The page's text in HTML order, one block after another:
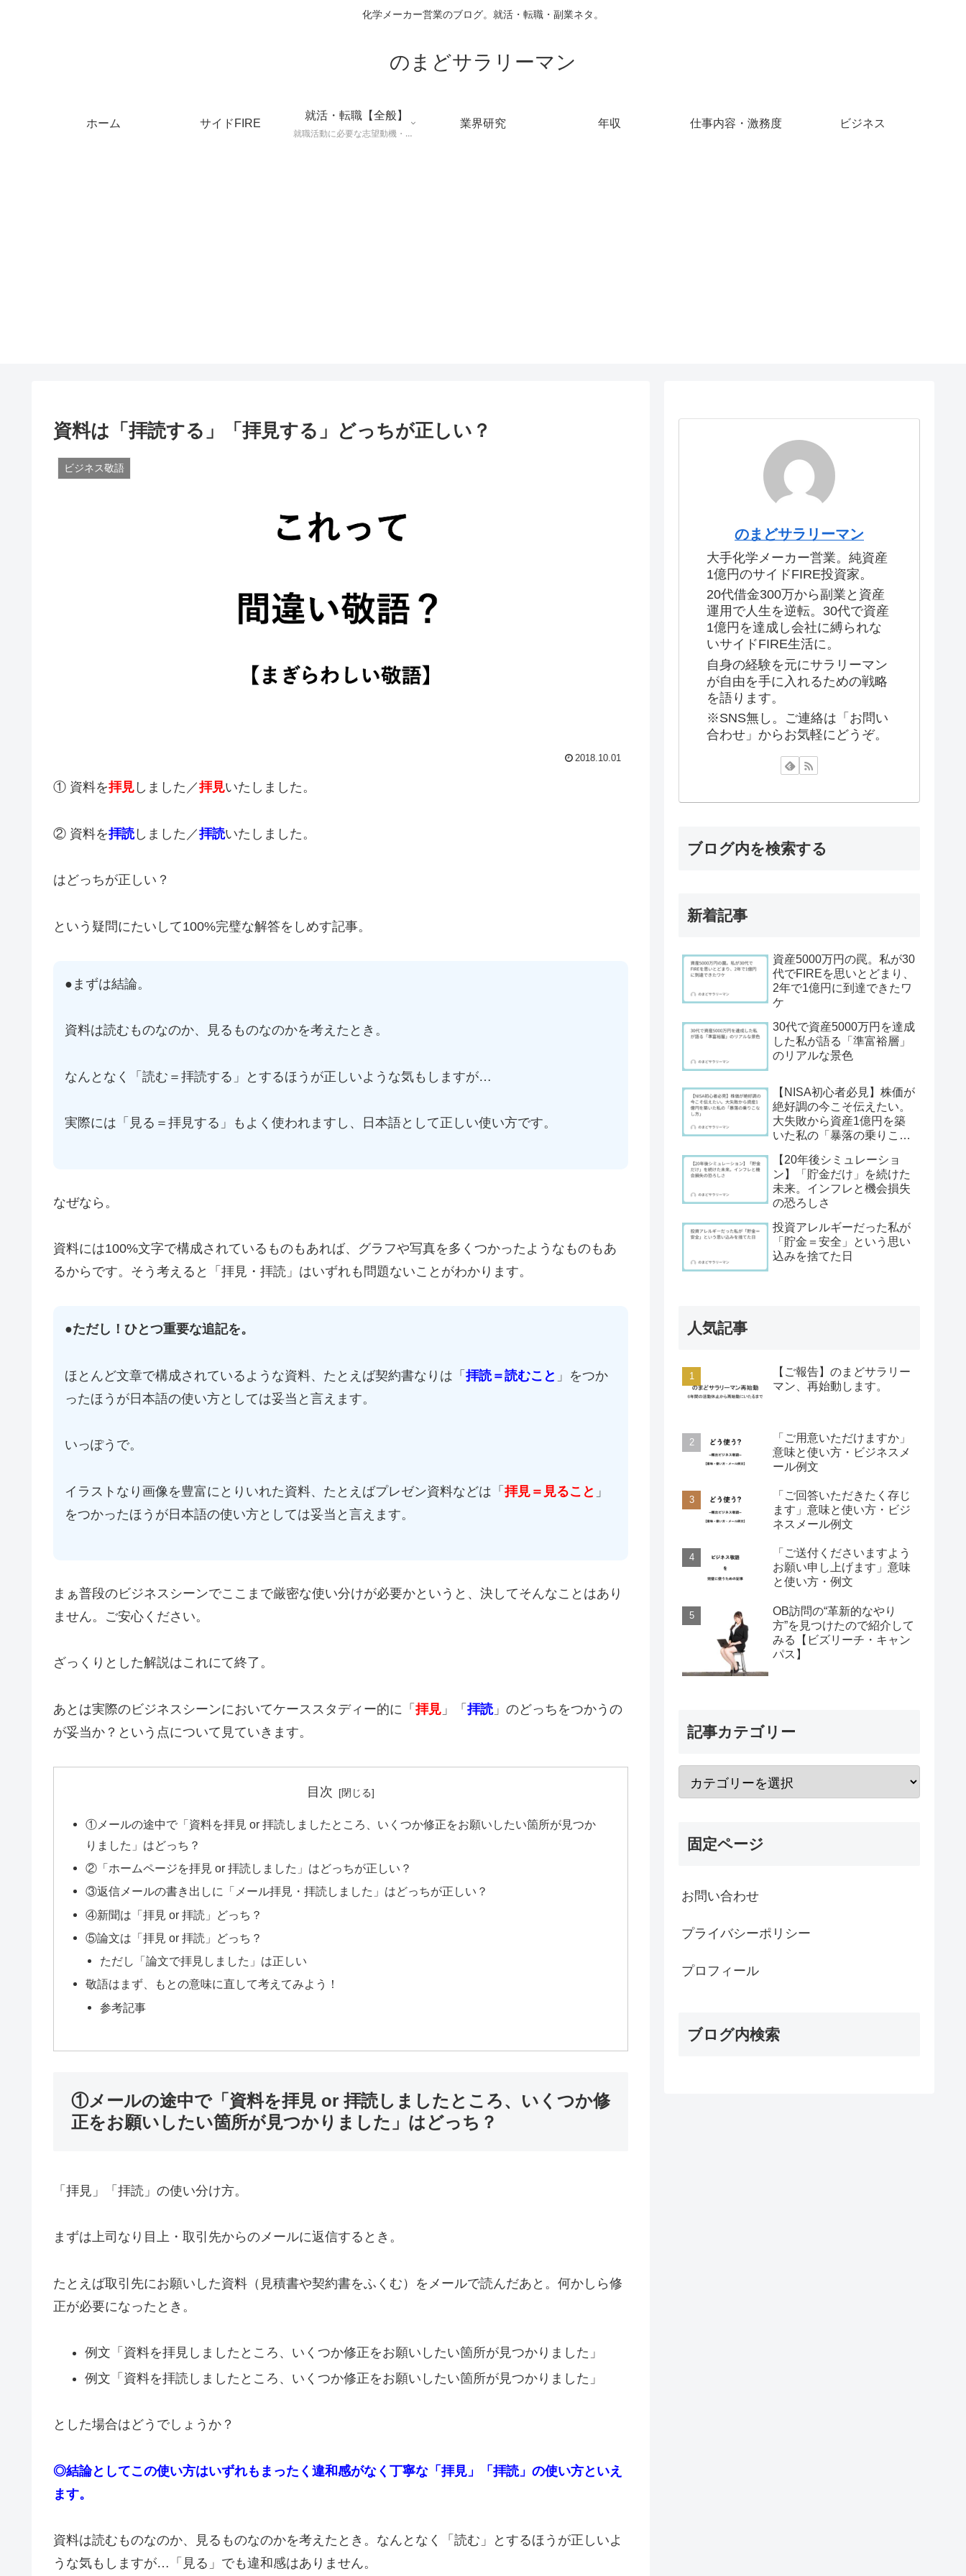
化学メーカー営業のブログ。就活・転職・副業ネタ。
のまどサラリーマン
ホーム サイドFIRE
就活・転職【全般】
就職活動に必要な志望動機・メールマナー・業界研究などに役立つ知識を公開するページ。
業界研究 年収 仕事内容・激務度 ビジネス
資料は「拝読する」「拝見する」どっちが正しい？
ビジネス敬語
2018.10.01
① 資料を拝見 しました／拝見いたしました。
② 資料を拝読しました／拝読いたしました。
はどっちが正しい？
という疑問にたいして100%完璧な解答をしめす記事。
●まずは結論。
資料は読むものなのか、見るものなのかを考えたとき。
なんとなく「読む＝拝読する」とするほうが正しいような気もしますが…
実際には「見る＝拝見する」もよく使われますし、日本語として正しい使い方です。
なぜなら。
資料には100%文字で構成されているものもあれば、グラフや写真を多くつかったようなものもあ
るからです。そう考えると「拝見・拝読」はいずれも問題ないことがわかります。
●ただし！ひとつ重要な追記を。
ほとんど文章で構成されているような資料、たとえば契約書なりは「 拝読＝読むこと 」をつか
ったほうが日本語の使い方としては妥当と言えます。
いっぽうで。
イラストなり画像を豊富にとりいれた資料、たとえばプレゼン資料などは「 拝見＝見ること 」
をつかったほうが日本語の使い方としては妥当と言えます。
まぁ普段のビジネスシーンでここまで厳密な使い分けが必要かというと、決してそんなことはあり
ません。ご安心ください。
ざっくりとした解説はこれにて終了。
あとは実際のビジネスシーンにおいてケーススタディー的に「 拝見 」「 拝読」のどっちをつかうの
が妥当か？という点について見ていきます。
目次
①メールの途中で「資料を拝見 or 拝読しましたところ、いくつか修正をお願いしたい箇所が見つか
りました」はどっち？
②「ホームページを拝見 or 拝読しました」はどっちが正しい？
③返信メールの書き出しに「メール拝見・拝読しました」はどっちが正しい？
④新聞は「拝見 or 拝読」どっち？
⑤論文は「拝見 or 拝読」どっち？
ただし「論文で拝見しました」は正しい
敬語はまず、もとの意味に直して考えてみよう！
参考記事
①メールの途中で「資料を拝見 or 拝読しましたところ、いくつか修
正をお願いしたい箇所が見つかりました」はどっち？
「拝見」「拝読」の使い分け方。
まずは上司なり目上・取引先からのメールに返信するとき。
たとえば取引先にお願いした資料（見積書や契約書をふくむ）をメールで読んだあと。何かしら修
正が必要になったとき。
例文「資料を拝見しましたところ、いくつか修正をお願いしたい箇所が見つかりました」
例文「資料を拝読しましたところ、いくつか修正をお願いしたい箇所が見つかりました」
とした場合はどうでしょうか？
◎結論としてこの使い方はいずれもまったく違和感がなく丁寧な「拝見」「拝読」の使い方といえ
ます。
資料は読むものなのか、見るものなのかを考えたとき。なんとなく「読む」とするほうが正しいよ
うな気もしますが…「見る」でも違和感はありません。
のまどサラリーマン
大手化学メーカー営業。純資産
1億円のサイドFIRE投資家。
20代借金300万から副業と資産
運用で人生を逆転。30代で資産
1億円を達成し会社に縛られな
いサイドFIRE生活に。
自身の経験を元にサラリーマン
が自由を手に入れるための戦略
を語ります。
※SNS無し。ご連絡は「お問い
合わせ」からお気軽にどうぞ。
ブログ内を検索する
新着記事
資産5000万円の罠。私が30
代でFIREを思いとどまり、
2年で1億円に到達できたワ
ケ
30代で資産5000万円を達成
した私が語る「準富裕層」
のリアルな景色
【NISA初心者必見】株価が
絶好調の今こそ伝えたい。
大失敗から資産1億円を築
いた私の「暴落の乗りこな
【20年後シミュレーショ
ン】「貯金だけ」を続けた
未来。インフレと機会損失
の恐ろしさ
投資アレルギーだった私が
「貯金＝安全」という思い
込みを捨てた日
人気記事
【ご報告】のまどサラリー
マン、再始動します。
「ご用意いただけますか」
意味と使い方・ビジネスメ
ール例文
「ご回答いただきたく存じ
ます」意味と使い方・ビジ
ネスメール例文
「ご送付くださいますよう
お願い申し上げます」意味
と使い方・例文
OB訪問の“革新的なやり
方”を見つけたので紹介して
みる【ビズリーチ・キャン
パス】
記事カテゴリー
固定ページ
お問い合わせ
プライバシーポリシー
プロフィール
ブログ内検索